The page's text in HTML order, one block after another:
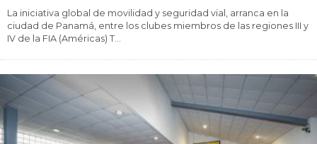
La iniciativa global de movilidad y seguridad vial, arranca en la
ciudad de Panamá, entre los clubes miembros de las regiones III y
IV de la FIA (Américas) T